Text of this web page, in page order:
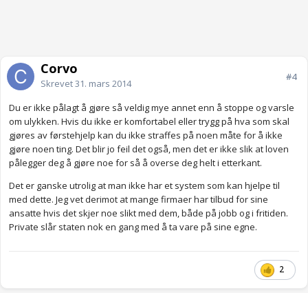
Corvo
Skrevet31. mars 2014
#4
Du er ikke pålagt å gjøre så veldig mye annet enn å stoppe og varsle
om ulykken. Hvis du ikke er komfortabel eller trygg på hva som skal
gjøres av førstehjelp kan du ikke straffes på noen måte for å ikke
gjøre noen ting. Det blir jo feil det også, men det er ikke slik at loven
pålegger deg å gjøre noe for så å overse deg helt i etterkant.
Det er ganske utrolig at man ikke har et system som kan hjelpe til
med dette. Jeg vet derimot at mange firmaer har tilbud for sine
ansatte hvis det skjer noe slikt med dem, både på jobb og i fritiden.
Private slår staten nok en gang med å ta vare på sine egne.
2